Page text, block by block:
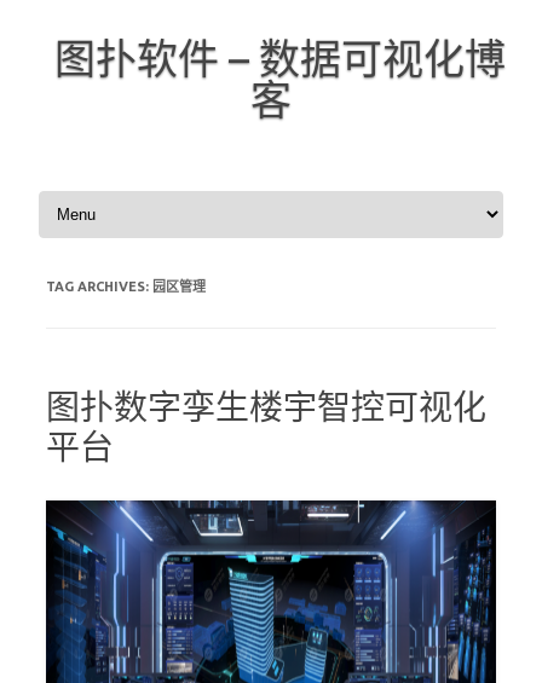
图扑软件 – 数据可视化博
客
Skip to content
TAG ARCHIVES: 园区管理
图扑数字孪生楼宇智控可视化
平台